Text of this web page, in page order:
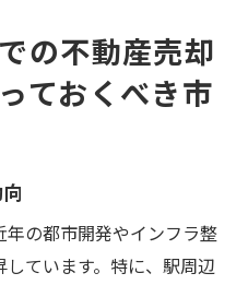
な変動
ける価格交渉の基本ス
場調査
性
ローチ
の不動産売却
ておくべき市
の都市開発やインフラ整
ています。特に、駅周辺